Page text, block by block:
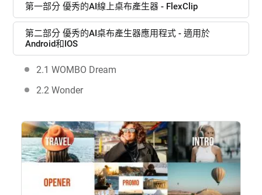
第一部分 優秀的AI線上桌布產生器 - FlexClip
第二部分 優秀的AI桌布產生器應用程式 - 適用於
Android和IOS
2.1 WOMBO Dream
2.2 Wonder